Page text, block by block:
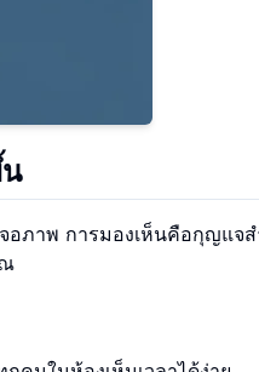
อภาพ การมองเห็นคือกุญแจ